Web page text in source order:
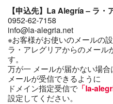
【申込先】La Alegría – ラ・
0952-62-7158
info@la-alegria.net
※お客様がお使いのメールの設
ラ・アレグリアからのメール
す。
万が一 メールが届かない場
メールが受信できるように
ドメイン指定受信で 「la-
設定してください。